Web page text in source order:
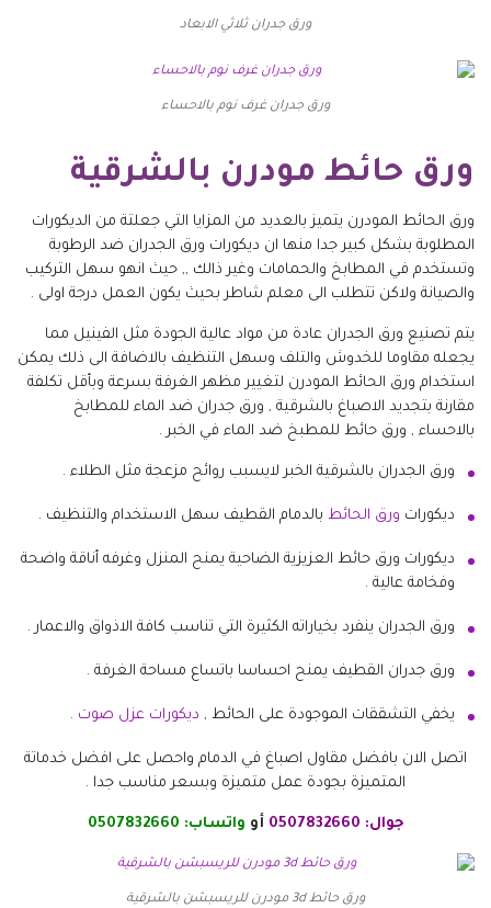
ورق جدران ثلاثي الابعاد
ورق جدران غرف نوم بالاحساء
ورق حائط مودرن بالشرقية
ورق الحائط المودرن يتميز بالعديد من المزايا التي جعلتة من الديكورات
المطلوبة بشكل كبير جدا منها ان ديكورات ورق الجدران ضد الرطوبة
وتستخدم في المطابخ والحمامات وغير ذالك ,, حيث انهو سهل التركيب
والصيانة ولاكن تتطلب الى معلم شاطر بحيث يكون العمل درجة اولى .
يتم تصنيع ورق الجدران عادة من مواد عالية الجودة مثل الفينيل مما
يجعله مقاوما للخدوش والتلف وسهل التنظيف بالاضافة الى ذلك يمكن
استخدام ورق الحائط المودرن لتغيير مظهر الغرفة بسرعة وبأقل تكلفة
مقارنة بتجديد الاصباغ بالشرقية , ورق جدران ضد الماء للمطابخ
بالاحساء , ورق حائط للمطبخ ضد الماء في الخبر .
ورق الجدران بالشرقية الخبر لايسبب روائح مزعجة مثل الطلاء .
ديكورات ورق الحائط بالدمام القطيف سهل الاستخدام والتنظيف .
ديكورات ورق حائط العزيزية الضاحية يمنح المنزل وغرفه أناقة واضحة
وفخامة عالية .
ورق الجدران ينفرد بخياراته الكثيرة التي تناسب كافة الاذواق والاعمار .
ورق جدران القطيف يمنح احساسا باتساع مساحة الغرفة .
يخفي التشققات الموجودة على الحائط , ديكورات عزل صوت .
اتصل الان بافضل مقاول اصباغ في الدمام واحصل على افضل خدماتة
المتميزة بجودة عمل متميزة وبسعر مناسب جدا .
جوال: 0507832660 أو واتساب: 0507832660
ورق حائط 3d مودرن للريسبشن بالشرقية